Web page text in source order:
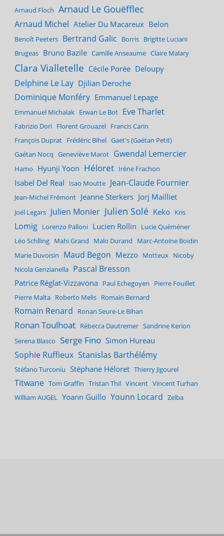
Arnaud Floch Arnaud Le Gouëfflec
Arnaud Michel Atelier Du Macareux Belon
Benoît Peeters Bertrand Galic Borris Brigitte Luciani
Brugeas Bruno Bazile Camille Anseaume Claire Malary
Clara Vialletelle Cécile Porée Deloupy
Delphine Le Lay Djilian Deroche
Dominique Monféry Emmanuel Lepage
Emmanuel Michalak Erwan Le Bot Eve Tharlet
Fabrizio Dori Florent Grouazel Francis Carin
François Duprat Frédéric Bihel Gaet's (Gaëtan Petit)
Gaétan Nocq Geneviève Marot Gwendal Lemercier
Hamo Hyunji Yoon Héloret Irène Frachon
Isabel Del Real Isao Moutte Jean-Claude Fournier
Jean-Michel Frémont Jeanne Sterkers Jorj Mailliet
Joël Legars Julien Monier Julien Solé Keko Kris
Lomig Lorenzo Palloni Lucien Rollin
Lucie Quéméner
Léo Schlling Mahi Grand Malo Durand
Marc-Antoine Boidin
Marie Duvoisin
Maud Begon Mezzo Motteux Nicoby
Nicola Genzianella Pascal Bresson
Patrice Réglat-Vizzavona Paul Echegoyen
Pierre Fouillet
Pierre Malta Roberto Melis Romain Bernard
Romain Renard Ronan Seure-Le Bihan
Ronan Toulhoat Rébecca Dautremer Sandrine Kerion
Serena Blasco Serge Fino Simon Hureau
Sophie Ruffieux Stanislas Barthélémy
Stéfano Turconiu Stéphane Héloret Thierry Jigourel
Titwane Tom Graffin Tristan Thil Vincent Vincent Turhan
William AUGEL Yoann Guillo Younn Locard Zelba